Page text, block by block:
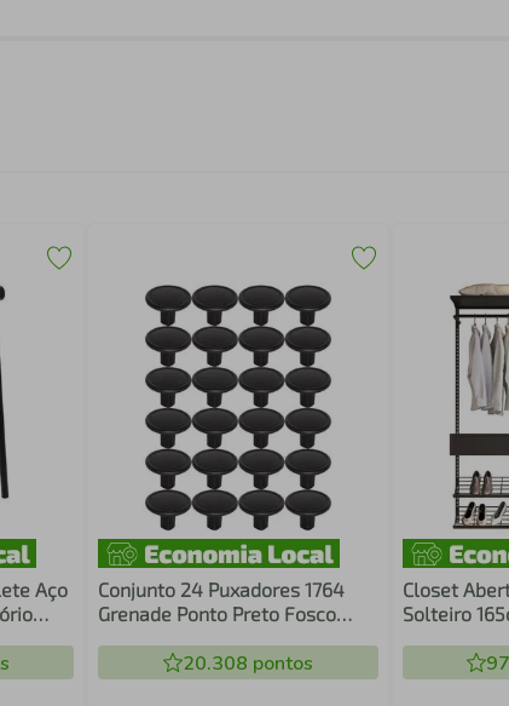
Aço
Conjunto 24 Puxadores 1764
Grenade Ponto Preto Fosco
Torralba 20.308 pontos
Closet
Solteiro